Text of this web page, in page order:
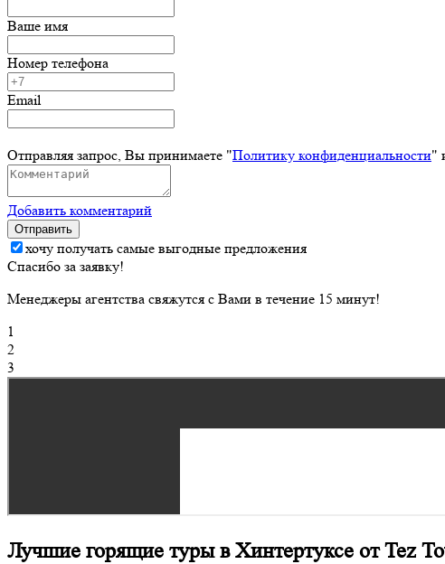
Ваше имя
Номер телефона
Email
Отправляя запрос, Вы принимаете "Политику конфиденциальности"
Добавить комментарий
Отправить
хочу получать самые выгодные предложения
Спасибо за заявку!
Менеджеры агентства свяжутся с Вами в течение 15 минут!
1
2
3
Лучшие горящие туры в Хинтертуксе от Tez